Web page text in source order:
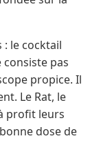
le cocktail
consiste pas
propice. Il
Le Rat, le
profit leurs
dose de